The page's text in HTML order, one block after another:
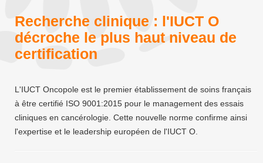
Recherche clinique : l'IUCT O
décroche le plus haut niveau de
certification
L'IUCT Oncopole est le premier établissement de soins français
à être certifié ISO 9001:2015 pour le management des essais
cliniques en cancérologie. Cette nouvelle norme confirme ainsi
l'expertise et le leadership européen de l'IUCT O.